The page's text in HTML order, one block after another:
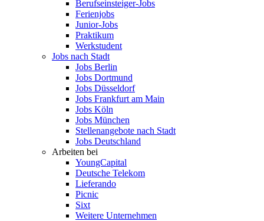
Berufseinsteiger-Jobs
Ferienjobs
Junior-Jobs
Praktikum
Werkstudent
Jobs nach Stadt
Jobs Berlin
Jobs Dortmund
Jobs Düsseldorf
Jobs Frankfurt am Main
Jobs Köln
Jobs München
Stellenangebote nach Stadt
Jobs Deutschland
Arbeiten bei
YoungCapital
Deutsche Telekom
Lieferando
Picnic
Sixt
Weitere Unternehmen